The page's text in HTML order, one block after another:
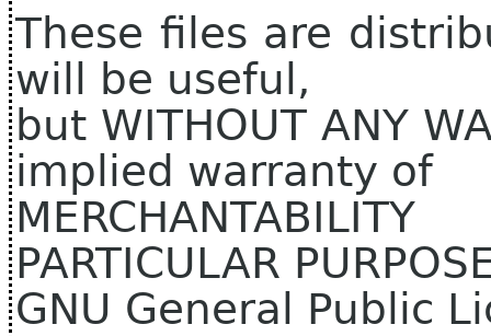
These files are
will be useful,
but WITHOUT ANY
implied warranty of
PARTICULAR
GNU General Public